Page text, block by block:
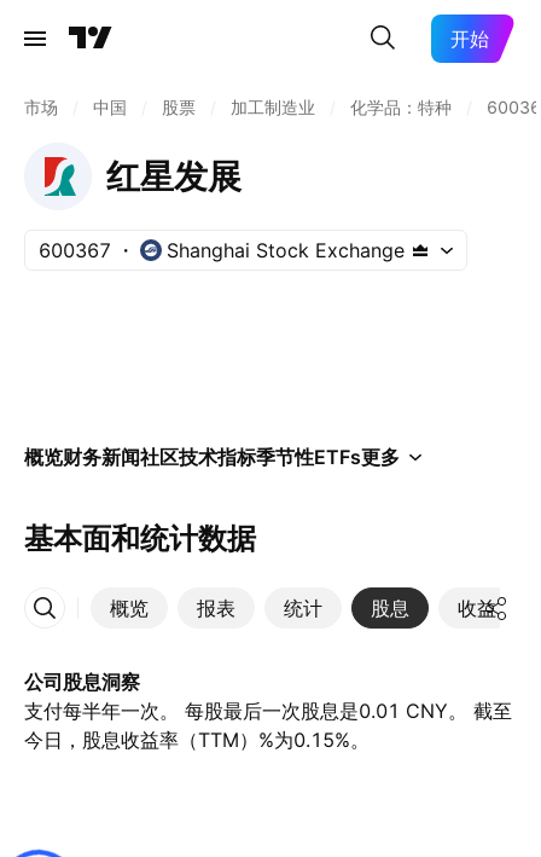
开始
市场 中国 股票 加工制造业 化学品：特种
红星发展
600367 Shanghai Stock Exchange
概览财务新闻社区技术指标季节性ETFs更多
基本面和统计数据
概览 报表 统计 股息 收益
更多
公司股息洞察
支付每半年一次。 每股最后一次股息是0.01 CNY。 截至
今日，股息收益率（TTM）%为0.15%。